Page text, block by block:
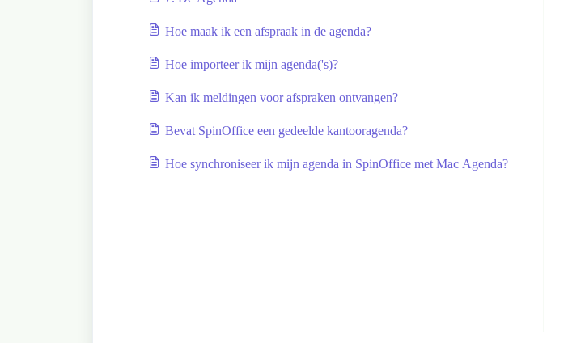
Hoe maak ik een afspraak in de agenda?
Hoe importeer ik mijn agenda('s)?
Kan ik meldingen voor afspraken ontvangen?
Bevat SpinOffice een gedeelde kantooragenda?
Hoe synchroniseer ik mijn agenda in SpinOffice met Mac Agenda?